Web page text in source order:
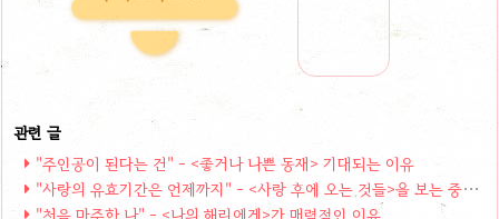
"주인공이 된다는 건" - <좋거나 나쁜 동재> 기대되는 이유
"사랑의 유효기간은 언제까지" - <사랑 후에 오는 것들>을 보는 중입니다
"처음 마주한 나" - <나의 해리에게>가 매력적인 이유